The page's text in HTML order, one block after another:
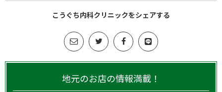
こうぐち内科クリニックをシェアする
地元のお店の情報満載！